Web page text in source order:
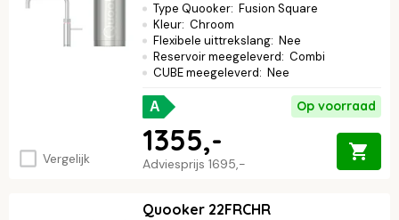
Vergelijk
Type Quooker: Fusion Square
Kleur: Chroom
Flexibele uittrekslang: Nee
Reservoir meegeleverd: Combi
CUBE meegeleverd: Nee
A Op voorraad
Adviesprijs 1695,-
1355,-
Quooker 22FRCHR